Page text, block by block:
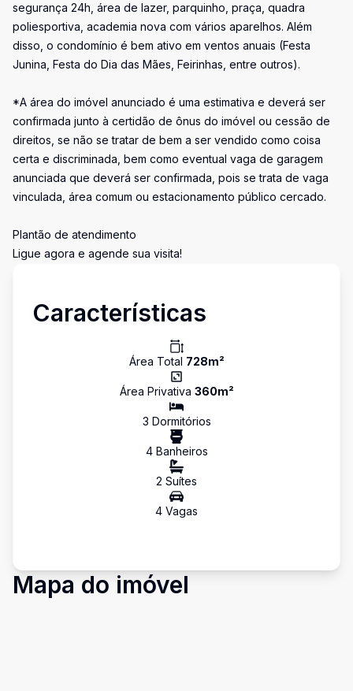
segurança 24h, área de lazer, parquinho, praça, quadra
poliesportiva, academia nova com vários aparelhos. Além
disso, o condomínio é bem ativo em ventos anuais (Festa
Junina, Festa do Dia das Mães, Feirinhas, entre outros).
*A área do imóvel anunciado é uma estimativa e deverá ser
confirmada junto à certidão de ônus do imóvel ou cessão de
direitos, se não se tratar de bem a ser vendido como coisa
certa e discriminada, bem como eventual vaga de garagem
anunciada que deverá ser confirmada, pois se trata de vaga
vinculada, área comum ou estacionamento público cercado.
Plantão de atendimento
Ligue agora e agende sua visita!
Características
Área Total 728m²
Área Privativa 360m²
3 Dormitórios
4Banheiros
2 Suítes
4 Vagas
Mapa do imóvel